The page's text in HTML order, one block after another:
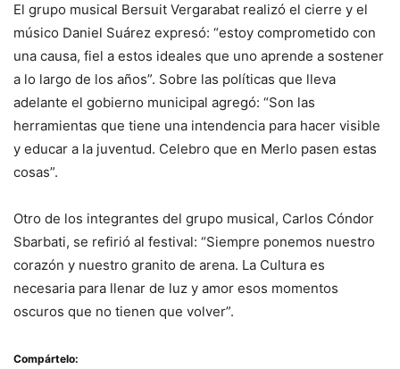
El grupo musical Bersuit Vergarabat realizó el cierre y el
músico Daniel Suárez expresó: “estoy comprometido con
una causa, fiel a estos ideales que uno aprende a sostener
a lo largo de los años”. Sobre las políticas que lleva
adelante el gobierno municipal agregó: “Son las
herramientas que tiene una intendencia para hacer visible
y educar a la juventud. Celebro que en Merlo pasen estas
cosas”.
Otro de los integrantes del grupo musical, Carlos Cóndor
Sbarbati, se refirió al festival: “Siempre ponemos nuestro
corazón y nuestro granito de arena. La Cultura es
necesaria para llenar de luz y amor esos momentos
oscuros que no tienen que volver”.
Compártelo: